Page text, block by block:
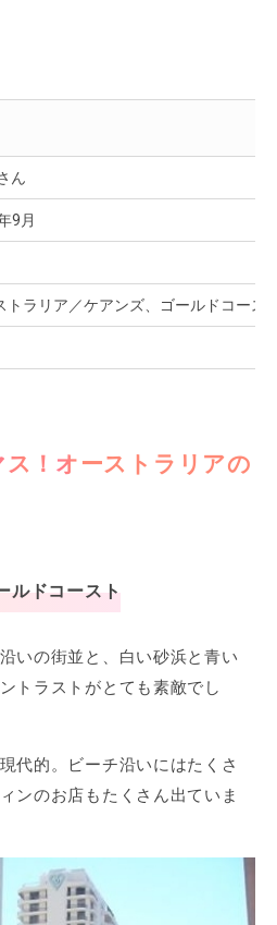
ん
9月
トラリア／ケアンズ、ゴールドコース
！オーストラリアの
ルドコースト
いの街並と、白い砂浜と青い
トラストがとても素敵でし
代的。ビーチ沿いにはたくさ
ンのお店もたくさん出ていま